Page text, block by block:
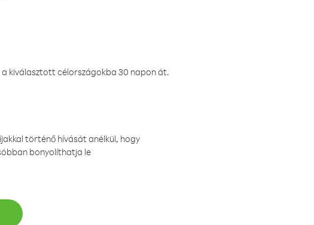
a kiválasztott célországokba 30 napon át.
történő hívását anélkül, hogy
bonyolíthatja le